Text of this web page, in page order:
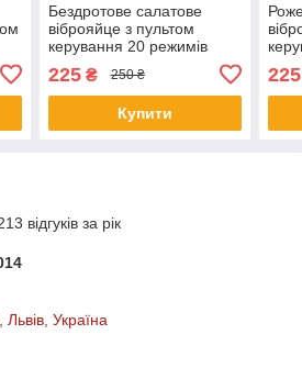
Бездротове салатове
віброяйце з пультом
керування 20 режимів
225₴ 250 ₴
Купити
225
відгуків за рік
Україна